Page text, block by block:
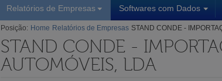
Relatórios de Empresas Softwares com Dados
Posição: Home Relatórios de Empresas STAND CONDE -
STAND CONDE -
AUTOMÓVEIS, LDA